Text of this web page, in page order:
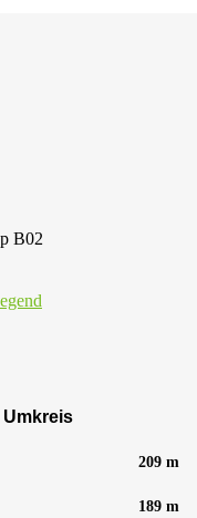
B02
209 m
189 m